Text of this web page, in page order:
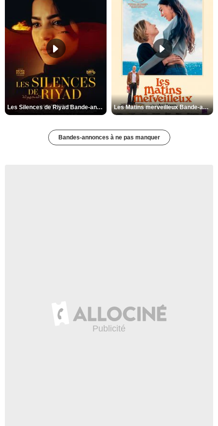
Les Silences de Riyad Bande-annonce VO STFR Les Matins merveilleux Bande-annonce VF
Bandes-annonces à ne pas manquer